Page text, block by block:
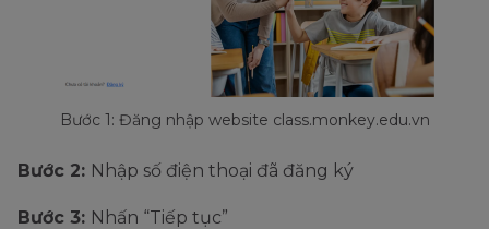
Bước 1: Đăng nhập website class.monkey.edu.vn
Bước 2: Nhập số điện thoại đã đăng ký
Bước 3: Nhấn “Tiếp tục”